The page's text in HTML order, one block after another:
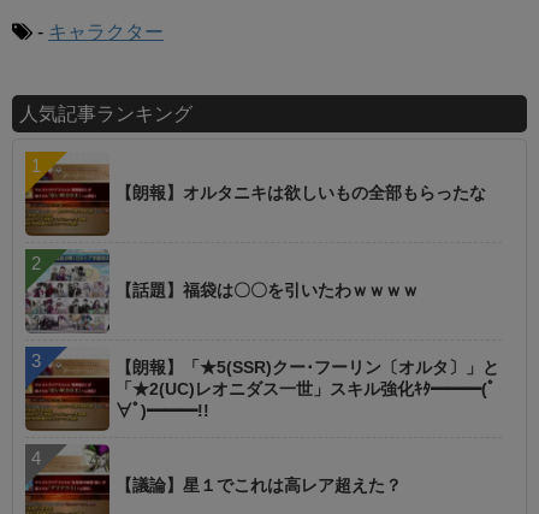
- キャラクター
人気記事ランキング
【朗報】オルタニキは欲しいもの全部もらったな
【話題】福袋は〇〇を引いたわｗｗｗｗ
【朗報】「★5(SSR)クー･フーリン〔オルタ〕」と
「★2(UC)レオニダス一世」スキル強化ｷﾀ━━━(ﾟ
∀ﾟ)━━━!!
【議論】星１でこれは高レア超えた？